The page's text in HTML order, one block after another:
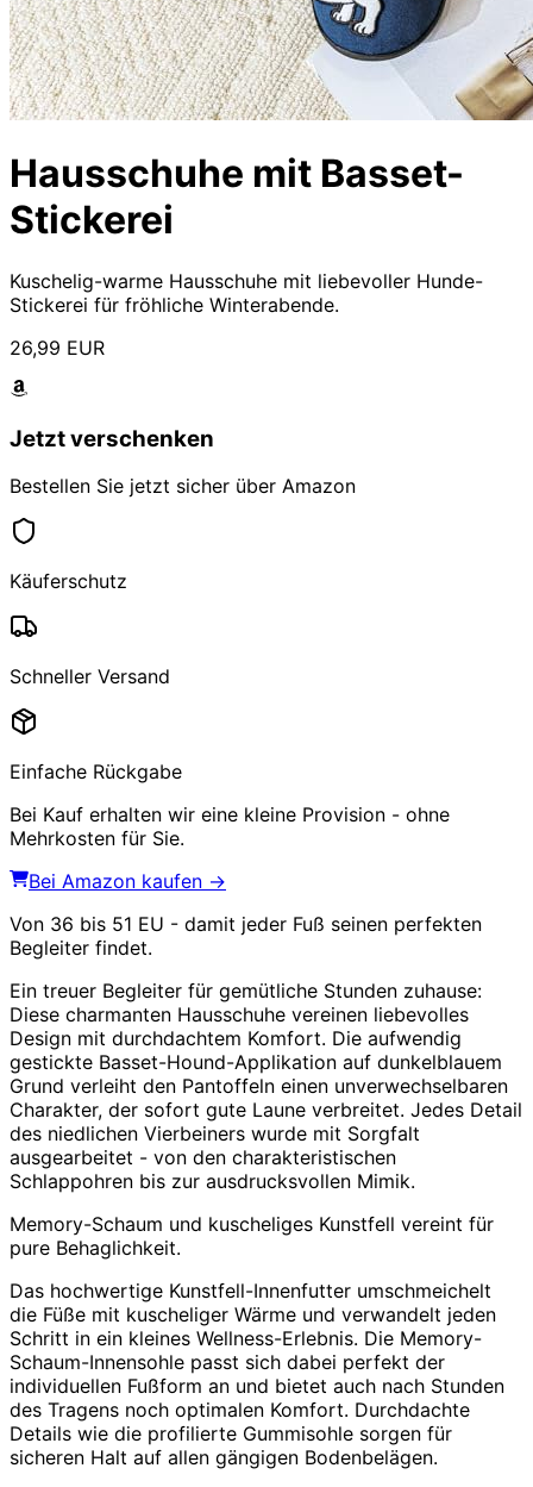
Hausschuhe mit Basset-
Stickerei
Kuschelig-warme Hausschuhe mit liebevoller Hunde-
Stickerei für fröhliche Winterabende.
26,99 EUR
Jetzt verschenken
Bestellen Sie jetzt sicher über Amazon
Käuferschutz
Schneller Versand
Einfache Rückgabe
Bei Kauf erhalten wir eine kleine Provision - ohne
Mehrkosten für Sie.
Bei Amazon kaufen →
Von 36 bis 51 EU - damit jeder Fuß seinen perfekten
Begleiter findet.
Ein treuer Begleiter für gemütliche Stunden zuhause:
Diese charmanten Hausschuhe vereinen liebevolles
Design mit durchdachtem Komfort. Die aufwendig
gestickte Basset-Hound-Applikation auf dunkelblauem
Grund verleiht den Pantoffeln einen unverwechselbaren
Charakter, der sofort gute Laune verbreitet. Jedes Detail
des niedlichen Vierbeiners wurde mit Sorgfalt
ausgearbeitet - von den charakteristischen
Schlappohren bis zur ausdrucksvollen Mimik.
Memory-Schaum und kuscheliges Kunstfell vereint für
pure Behaglichkeit.
Das hochwertige Kunstfell-Innenfutter umschmeichelt
die Füße mit kuscheliger Wärme und verwandelt jeden
Schritt in ein kleines Wellness-Erlebnis. Die Memory-
Schaum-Innensohle passt sich dabei perfekt der
individuellen Fußform an und bietet auch nach Stunden
des Tragens noch optimalen Komfort. Durchdachte
Details wie die profilierte Gummisohle sorgen für
sicheren Halt auf allen gängigen Bodenbelägen.